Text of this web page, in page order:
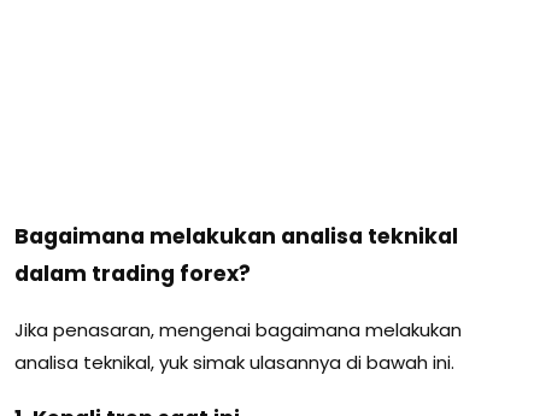
Bagaimana melakukan analisa teknikal
dalam trading forex?
Jika penasaran, mengenai bagaimana melakukan
analisa teknikal, yuk simak ulasannya di bawah ini.